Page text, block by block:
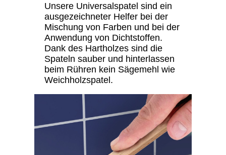
Unsere Universalspatel sind ein
ausgezeichneter Helfer bei der
Mischung von Farben und bei der
Anwendung von Dichtstoffen.
Dank des Hartholzes sind die
Spateln sauber und hinterlassen
beim Rühren kein Sägemehl wie
Weichholzspatel.